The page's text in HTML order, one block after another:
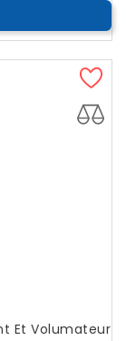
Et Volumateur